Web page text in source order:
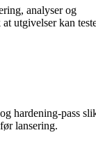
analyser og
utgivelser kan
hardening-pass
lansering.